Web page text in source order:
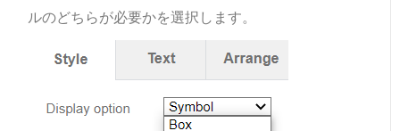
ルのどちらが必要かを選択します。